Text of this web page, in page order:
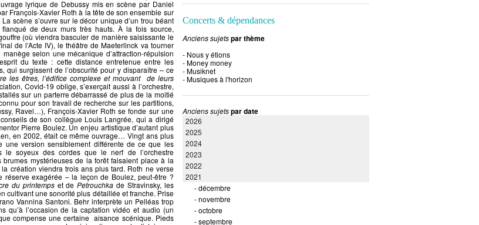
lyrique de Debussy mis en scène par Daniel
François-Xavier Roth à la tête de son ensemble sur
La scène s’ouvre sur le décor unique d’un trou béant
de deux murs très hauts. À la fois source,
(où viendra basculer de manière saisissante le
de l’Acte IV), le théâtre de Maeterlinck va tourner
selon une mécanique d’attraction-répulsion
du texte : cette distance entretenue entre les
qui surgissent de l’obscurité pour y disparaître – ce
les êtres, l’édifice complexe et mouvant de leurs
Covid-19 oblige, s’exerçait aussi à l’orchestre,
sur un parterre débarrassé de plus de la moitié
pour son travail de recherche sur les partitions,
Ravel…), François-Xavier Roth se fonde sur une
de son collègue Louis Langrée, qui a dirigé
Pierre Boulez. Un enjeu artistique d’autant plus
en 2002, était ce même ouvrage… Vingt ans plus
version sensiblement différente de ce que les
le soyeux des cordes que le nerf de l’orchestre
mystérieuses de la forêt faisaient place à la
création viendra trois ans plus tard. Roth ne verse
exagérée – la leçon de Boulez, peut-être ?
du printempset dePetrouchka de Stravinsky, les
cultivant une sonorité plus détaillée et franche. Prise
Vannina Santoni. Behr interprète un Pelléas trop
qu’à l’occasion de la captation vidéo et audio (un
compense une certaine aisance scénique. Pieds
Concerts & dépendances
Anciens sujetspar thème
- Nous y étions
- Money money
- Musiknet
- Musiques à l'horizon
Anciens sujetspar date
2026
2025
2024
2023
2022
2021
-décembre
-novembre
-octobre
-septembre